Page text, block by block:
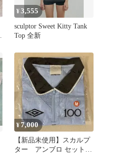
¥3,555
sculptor Sweet Kitty Tank
Top 全新
¥7,000
【新品未使用】スカルプ
ター アンブロ セットア